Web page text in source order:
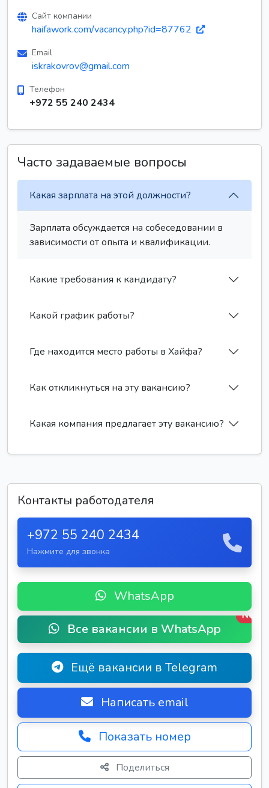
Сайт компании
haifawork.com/vacancy.php?id=87762
Email
iskrakovrov@gmail.com
Телефон
+972 55 240 2434
Часто задаваемые вопросы
Какая зарплата на этой должности?
Зарплата обсуждается на собеседовании в
зависимости от опыта и квалификации.
Какие требования к кандидату?
Какой график работы?
Где находится место работы в Хайфа?
Как откликнуться на эту вакансию?
Какая компания предлагает эту вакансию?
Контакты работодателя
+972 55 240 2434
Нажмите для звонка
WhatsApp
Все вакансии в WhatsApp
New
Ещё вакансии в Telegram
Написать email
Показать номер
Поделиться